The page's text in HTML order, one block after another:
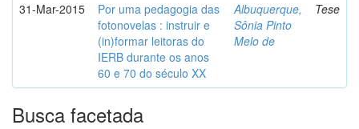
31-Mar-2015
Por uma pedagogia das
fotonovelas : instruir e
(in)formar leitoras do
IERB durante os anos
60 e 70 do século XX
Albuquerque,
Sônia Pinto
Melo de
Tese
Busca facetada